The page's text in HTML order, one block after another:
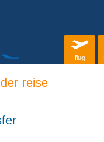
flug
der reise